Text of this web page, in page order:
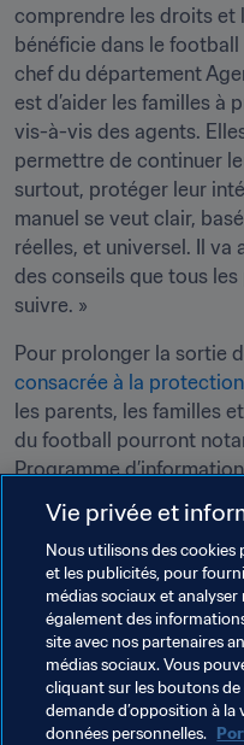
comprendre les droits
bénéficie dans le football
chef du département
est d’aider les familles à
vis-à-vis des agents.
permettre de continuer
surtout, protéger leur
manuel se veut clair,
réelles, et universel. Il
des conseils que tous
suivre. »
Pour prolonger la sortie
consacrée à la
les parents, les familles
du football pourront
Programme
destination des parents.
Thèmes en lien
Système de transfert
Droits de l'Homme
Agents
Vie privée et
Nous utilisons des
et les publicités, pour
médias sociaux et
également des
site avec nos partenaires
médias sociaux. Vous
cliquant sur les boutons
demande d’opposition à
données personnelles.